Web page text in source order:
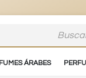
ÁRABES